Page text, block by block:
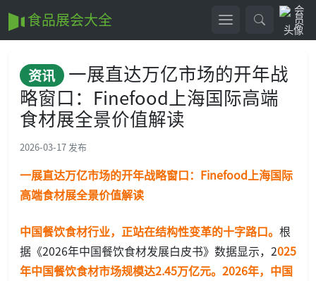
食品展会大全
资讯 一展直达万亿市场的开年战
略窗口：Finefood上海国际高端
食材展全景价值解读
2026-03-17 发布
一展直达万亿市场的开年战略窗口：Finefood上海国际
高端食材展全景价值解读
中国餐饮食材行业，正站在结构性变革的十字路口。 根
据《2026年中国餐饮食材发展白皮书》数据显示，2025
年中国餐饮食材市场规模达2.45万亿元。2026年，中国